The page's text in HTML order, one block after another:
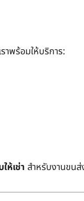
าพร้อมให้บริการ:
ห้เช่า สำหรับงานขน